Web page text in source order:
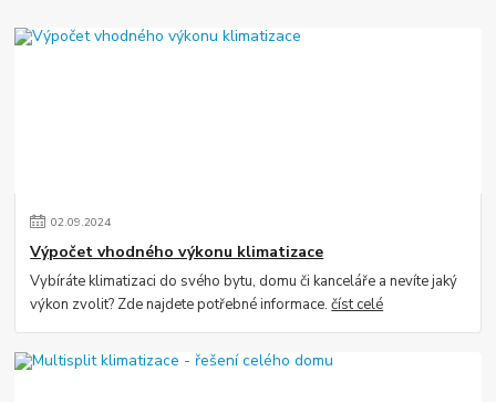
02.09.2024
Výpočet vhodného výkonu klimatizace
Vybíráte klimatizaci do svého bytu, domu či kanceláře a nevíte jaký
výkon zvolit? Zde najdete potřebné informace.číst celé